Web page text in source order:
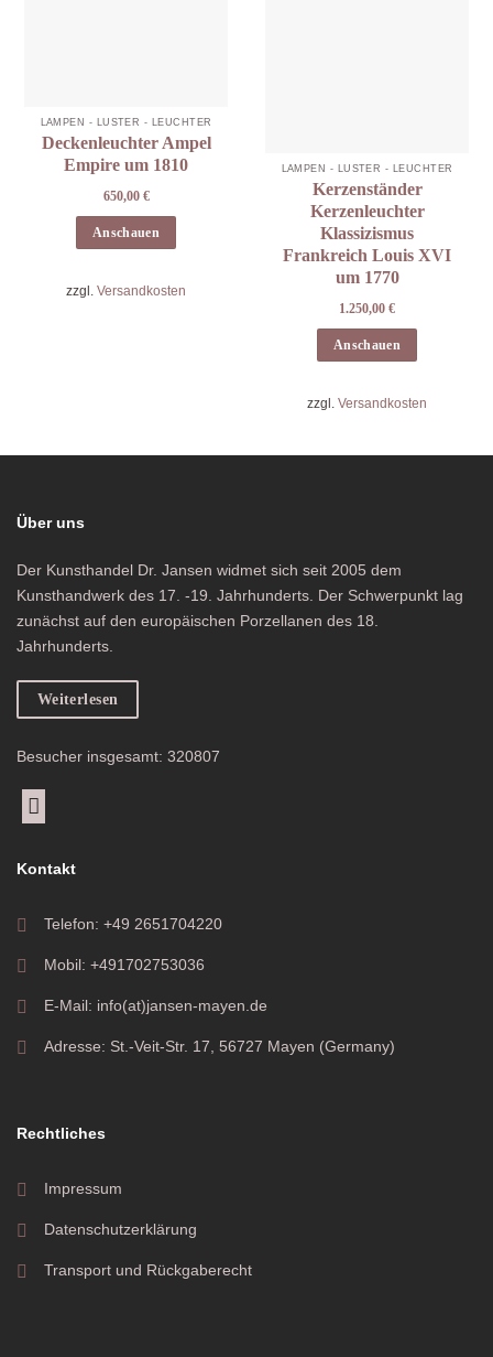
LAMPEN - LÜSTER - LEUCHTER
Deckenleuchter Ampel
Empire um 1810
650,00 €
Anschauen
zzgl. Versandkosten
LAMPEN - LÜSTER - LEUCHTER
Kerzenständer
Kerzenleuchter
Klassizismus
Frankreich Louis XVI
um 1770
1.250,00 €
Anschauen
zzgl. Versandkosten
Über uns
Der Kunsthandel Dr. Jansen widmet sich seit 2005 dem
Kunsthandwerk des 17. -19. Jahrhunderts. Der Schwerpunkt lag
zunächst auf den europäischen Porzellanen des 18.
Jahrhunderts.
Weiterlesen
Besucher insgesamt: 320807
Kontakt
Telefon: +49 2651704220
Mobil: +491702753036
E-Mail: info(at)jansen-mayen.de
Adresse: St.-Veit-Str. 17, 56727 Mayen (Germany)
Rechtliches
Impressum
Datenschutzerklärung
Transport und Rückgaberecht